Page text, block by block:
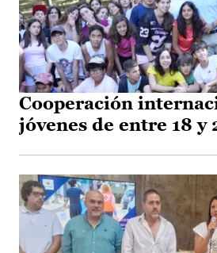
Cooperación
jóvenes de entre 18 y